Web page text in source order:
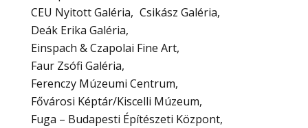
CEU Nyitott Galéria
Csikász Galéria
Deák Erika Galéria
Einspach & Czapolai Fine Art
Faur Zsófi Galéria
Ferenczy Múzeumi Centrum
Fővárosi Képtár/Kiscelli Múzeum
Fuga – Budapesti Építészeti Központ